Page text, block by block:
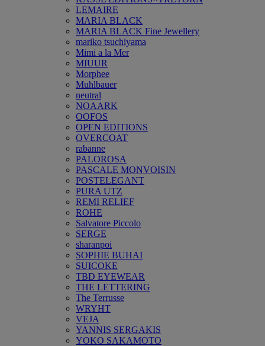
LEMAIRE
MARIA BLACK
MARIA BLACK Fine Jewellery
mariko tsuchiyama
Mimi a la Mer
MIUUR
Morphee
Muhlbauer
neutral
NOAARK
OOFOS
OPEN EDITIONS
OVERCOAT
rabanne
PALOROSA
PASCALE MONVOISIN
POSTELEGANT
PURA UTZ
REMI RELIEF
ROHE
Salvatore Piccolo
SERGE
sharanpoi
SOPHIE BUHAI
SUICOKE
TBD EYEWEAR
THE LETTERING
The Terrusse
WRYHT
VEJA
YANNIS SERGAKIS
YOKO SAKAMOTO